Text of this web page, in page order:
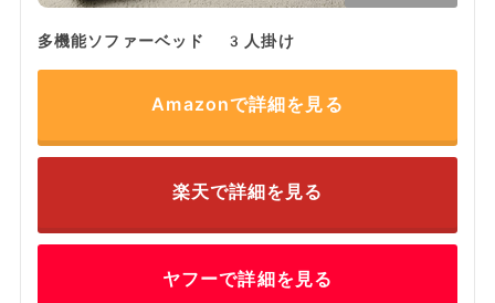
多機能ソファーベッド 3人掛け
Amazonで詳細を見る
楽天で詳細を見る
ヤフーで詳細を見る